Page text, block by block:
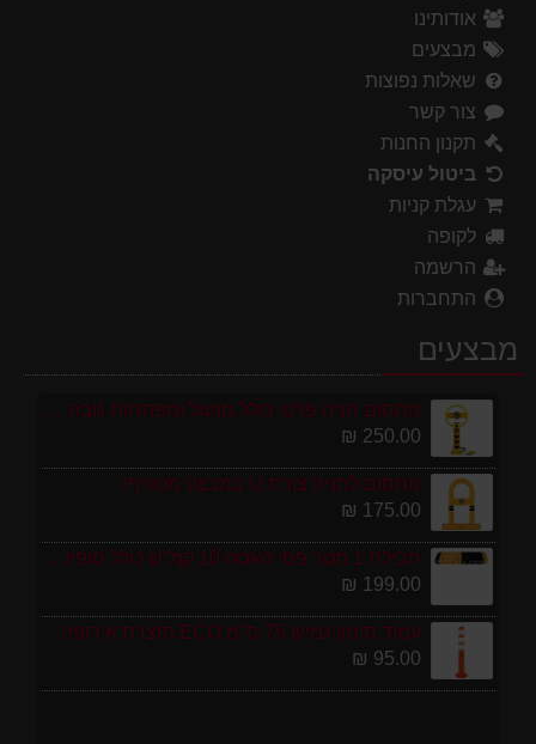
אודותינו
מבצעים
שאלות נפוצות
צור קשר
תקנון החנות
ביטול עיסקה
עגלת קניות
לקופה
הרשמה
התחברות
מבצעים
מחסום חניה פרטי כולל מנעול ומפתחות גובה 70 ס"מ
250.00 ₪
מחסום לחניה צורת U במבצע מטורף!
175.00 ₪
חבילת 1 מטר פסי האטה 10 קמ''ש כולל סופיות מפלסטיק
199.00 ₪
עמוד סימון גמיש 75 ס''מ ECO תוצרת אירופה
95.00 ₪